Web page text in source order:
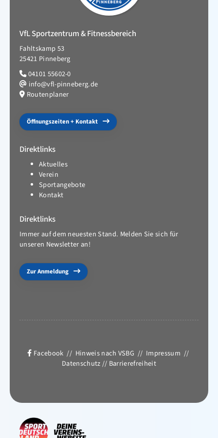
VfL Sportzentrum & Fitnessbereich
Fahltskamp 53
25421 Pinneberg
04101 55602-0
info@vfl-pinneberg.de
Routenplaner
Öffnungszeiten + Kontakt
Direktlinks
Aktuelles
Verein
Sportangebote
Kontakt
Direktlinks
Immer auf dem neuesten Stand. Melden Sie sich für
unseren Newsletter an!
Zur Anmeldung
Facebook // Hinweis nach VSBG // Impressum //
Datenschutz// Barrierefreiheit